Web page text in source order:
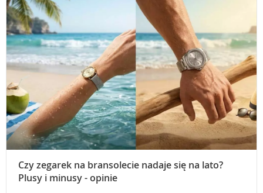
Czy zegarek na bransolecie nadaje się na lato?
Plusy i minusy - opinie